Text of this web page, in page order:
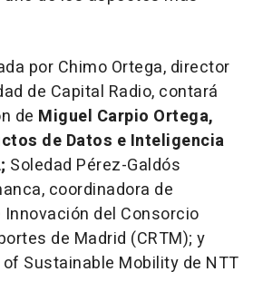
por Chimo Ortega, director
de Capital Radio, contará
de Miguel Carpio Ortega,
de Datos e Inteligencia
Soledad Pérez-Galdós
coordinadora de
del Consorcio
de Madrid (CRTM); y
Sustainable Mobility de NTT